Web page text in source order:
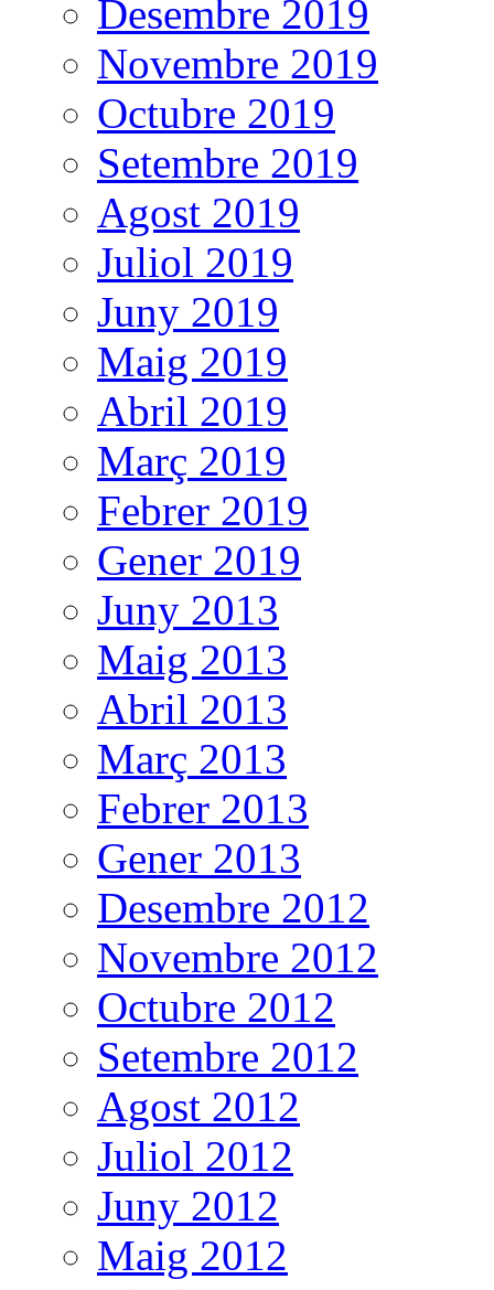
Desembre 2019
Novembre 2019
Octubre 2019
Setembre 2019
Agost 2019
Juliol 2019
Juny 2019
Maig 2019
Abril 2019
Març 2019
Febrer 2019
Gener 2019
Juny 2013
Maig 2013
Abril 2013
Març 2013
Febrer 2013
Gener 2013
Desembre 2012
Novembre 2012
Octubre 2012
Setembre 2012
Agost 2012
Juliol 2012
Juny 2012
Maig 2012